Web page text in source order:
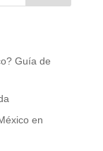
Guía de
en